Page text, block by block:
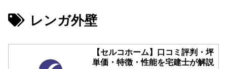
レンガ外壁
【セルコホーム】口コミ評判・坪
単価・特徴・性能を宅建士が解説